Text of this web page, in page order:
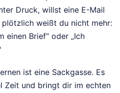
Druck, willst eine E-Mail
weißt du nicht mehr:
einen Brief“ oder „Ich
ist eine Sackgasse. Es
Zeit und bringt dir im echten